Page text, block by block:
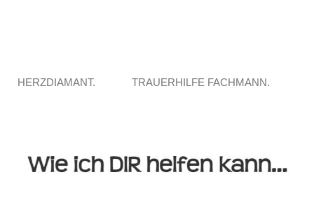
HERZDIAMANT. TRAUERHILFE FACHMANN.